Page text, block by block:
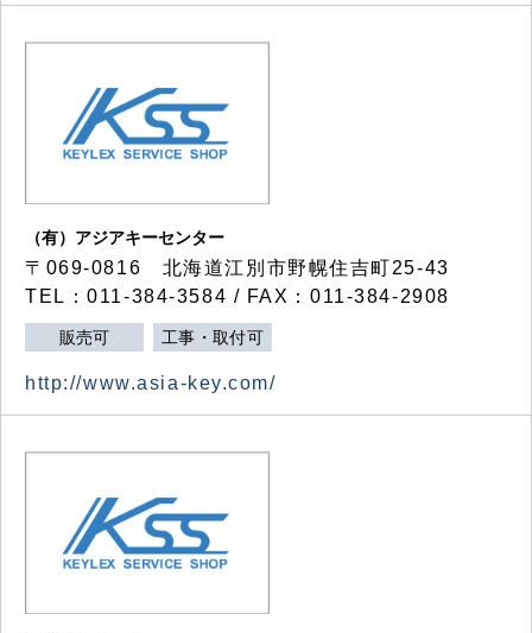
（有）アジアキーセンター
〒069-0816 北海道江別市野幌住吉町25-43
TEL：011-384-3584 / FAX：011-384-2908
販売可 工事・取付可
http://www.asia-key.com/